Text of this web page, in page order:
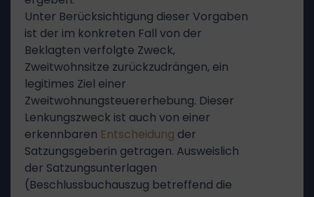
Unter Berücksichtigung dieser Vorgaben
ist der im konkreten Fall von der
Beklagten verfolgte Zweck,
Zweitwohnsitze zurückzudrängen, ein
legitimes Ziel einer
Zweitwohnungsteuererhebung. Dieser
Lenkungszweck ist auch von einer
erkennbaren Entscheidung der
Satzungsgeberin getragen. Ausweislich
der Satzungsunterlagen
(Beschlussbuchauszug betreffend die